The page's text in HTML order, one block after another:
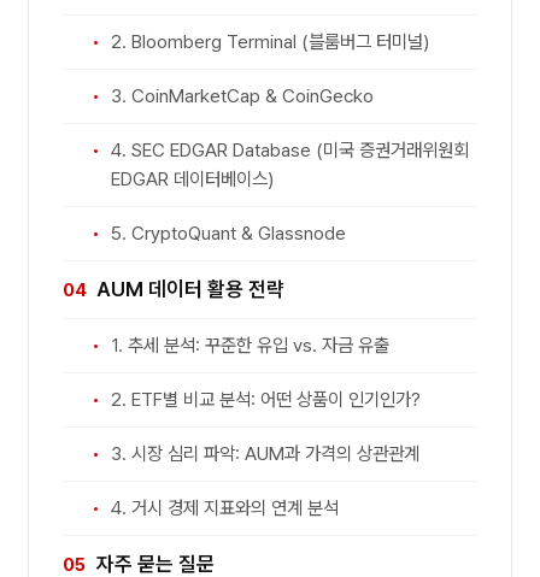
2. Bloomberg Terminal (블룸버그 터미널)
3. CoinMarketCap & CoinGecko
4. SEC EDGAR Database (미국 증권거래위원회
EDGAR 데이터베이스)
5. CryptoQuant & Glassnode
AUM 데이터 활용 전략
1. 추세 분석: 꾸준한 유입 vs. 자금 유출
2. ETF별 비교 분석: 어떤 상품이 인기인가?
3. 시장 심리 파악: AUM과 가격의 상관관계
4. 거시 경제 지표와의 연계 분석
자주 묻는 질문